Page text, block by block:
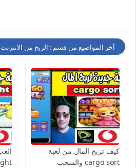
أخر المواضيع من قسم : الربح من الانترنت
كيف تربح المال من لعبة
cargo sort والسحب